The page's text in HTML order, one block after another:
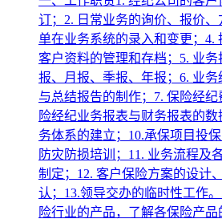
订；2. 日常业务的询价、报价
单在业务系统的录入和变更；4.
客户资料的管理和存档；5. 业务
报、月报、季报、年报；6. 业
与总结报告的制作；7. 保险经
险经纪业务报表与财务报表的
务体系的建立；10.承保项目投
防灾防损培训；11. 业务流程及
制定；12. 客户保险方案的设计
认；13.领导交办的临时性工作
险行业的产品，了解各保险产